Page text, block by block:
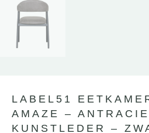
LABEL51
AMAZE –
KUNSTLEDER –